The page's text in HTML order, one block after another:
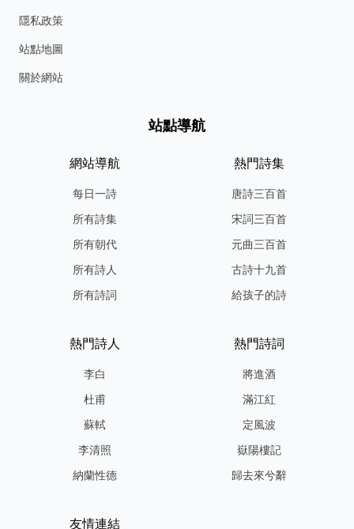
隱私政策
站點地圖
關於網站
站點導航
網站導航
每日一詩
所有詩集
所有朝代
所有詩人
所有詩詞
熱門詩集
唐詩三百首
宋詞三百首
元曲三百首
古詩十九首
給孩子的詩
熱門詩人
李白
杜甫
蘇軾
李清照
納蘭性德
熱門詩詞
將進酒
滿江紅
定風波
嶽陽樓記
歸去來兮辭
友情連結